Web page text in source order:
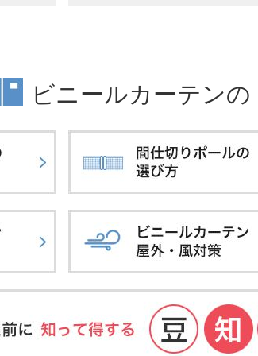
ビニールカーテンの